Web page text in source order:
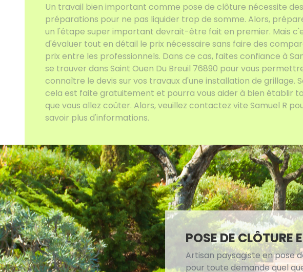
Un travail bien important comme pose de clôture nécessite
préparations pour ne pas liquider trop de somme. Alors,
un l'étape super important devrait-être fait en premier. Mais
d'évaluer tout en détail le prix nécessaire sans faire des
prix entre les professionnels. Dans ce cas, faites confiance à
se trouver dans Saint Ouen Du Breuil 76890 pour vous
connaître le devis sur vos travaux d'une installation de grillage.
cela est faite gratuitement et pourra vous aider à bien établir
que vous allez coûter. Alors, veuillez contactez vite Samuel R
savoir plus d'informations.
POSE DE CLÔTURE
Artisan paysagiste en pose
pour toute demande quel